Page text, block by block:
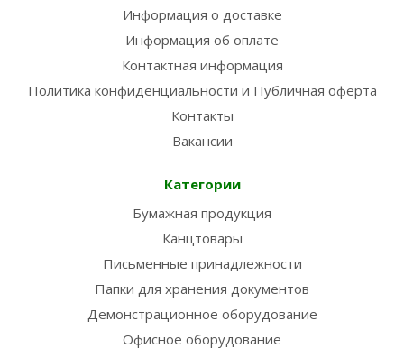
Информация о доставке
Информация об оплате
Контактная информация
Политика конфиденциальности и Публичная оферта
Контакты
Вакансии
Категории
Бумажная продукция
Канцтовары
Письменные принадлежности
Папки для хранения документов
Демонстрационное оборудование
Офисное оборудование